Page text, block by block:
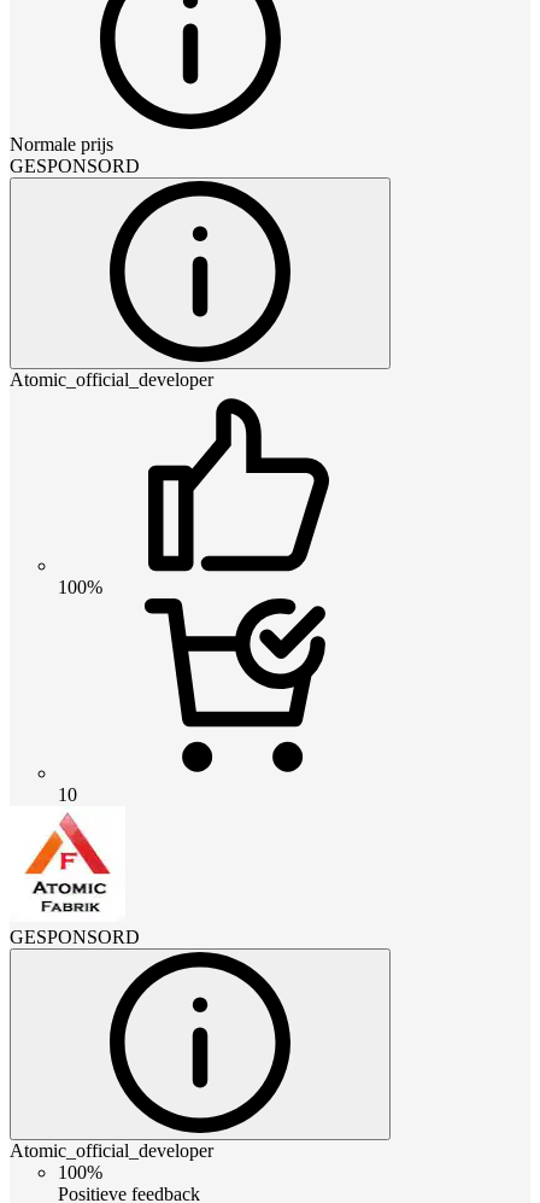
Normale prijs
GESPONSORD
Atomic_official_developer
100%
10
GESPONSORD
Atomic_official_developer
100%
Positieve feedback